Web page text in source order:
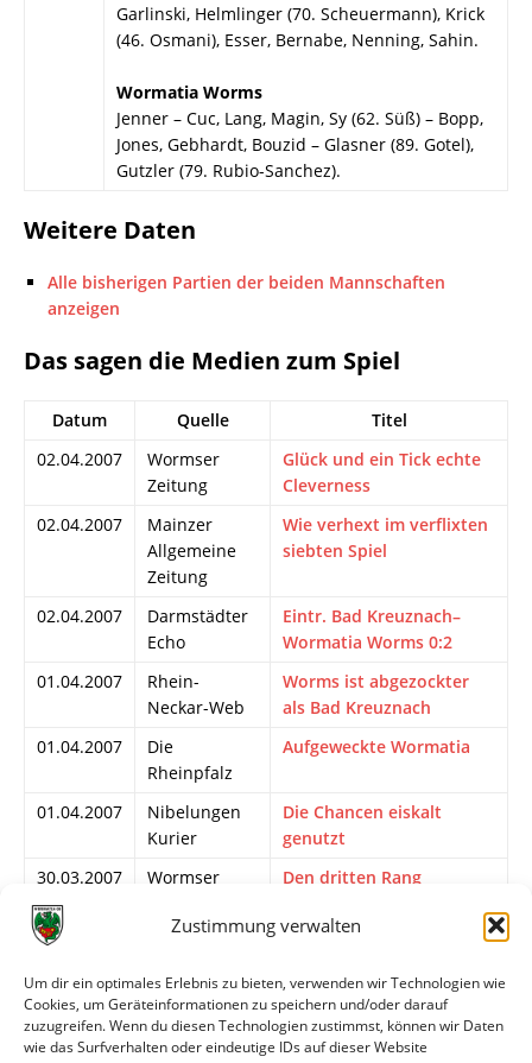
Zustimmung verwalten
Um dir ein optimales Erlebnis zu bieten, verwenden wir Technologien wie
Cookies, um Geräteinformationen zu speichern und/oder darauf
zuzugreifen. Wenn du diesen Technologien zustimmst, können wir Daten
wie das Surfverhalten oder eindeutige IDs auf dieser Website
Garlinski, Helmlinger (70. Scheuermann), Krick
(46. Osmani), Esser, Bernabe, Nenning, Sahin.
Wormatia Worms
Jenner – Cuc, Lang, Magin, Sy (62. Süß) – Bopp,
Jones, Gebhardt, Bouzid – Glasner (89. Gotel),
Gutzler (79. Rubio-Sanchez).
Weitere Daten
Alle bisherigen Partien der beiden Mannschaften
anzeigen
Das sagen die Medien zum Spiel
Datum Quelle
Titel
02.04.2007
Wormser
Zeitung
Glück und ein Tick echte
Cleverness
02.04.2007
Mainzer
Allgemeine
Zeitung
Wie verhext im verflixten
siebten Spiel
02.04.2007
Darmstädter
Echo
Eintr. Bad Kreuznach–
Wormatia Worms 0:2
01.04.2007
Rhein-
Neckar-Web
Worms ist abgezockter
als Bad Kreuznach
01.04.2007
Die
Rheinpfalz
Aufgeweckte Wormatia
01.04.2007
Nibelungen
Kurier
Die Chancen eiskalt
genutzt
30.03.2007
Wormser
Den dritten Rang
30.03.2007
Zeitung
Oberliga-Traditionsderby
Uhr: Eintracht erwartet
die Wormatia